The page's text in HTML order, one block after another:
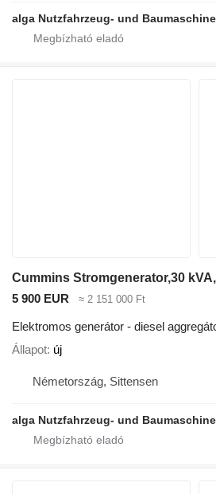
Cummins Stromgenerator,30
5 900 EUR
≈ 2 151 000 Ft
Elektromos generátor - diesel
Állapot új
Németország, Sittensen